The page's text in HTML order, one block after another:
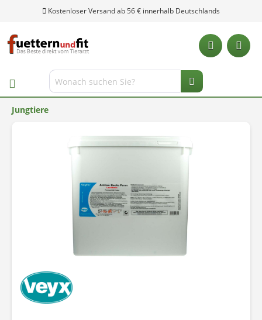
Kostenloser Versand ab 56 € innerhalb Deutschlands
Jungtiere